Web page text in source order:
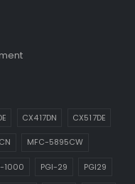
CX417DN CX517DE
MFC-5895CW
1000 PGI-29 PGI29